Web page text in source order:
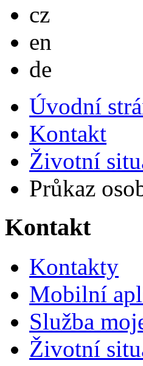
cz
en
de
Úvodní
Kontakt
Životní
Průkaz
Kontakt
Kontakty
Mobilní
Služba
Životní